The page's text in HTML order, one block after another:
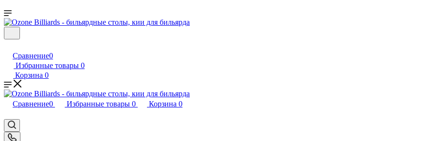
Сравнение0
Избранные товары 0
Корзина 0
Сравнение0 Избранные товары 0 Корзина 0